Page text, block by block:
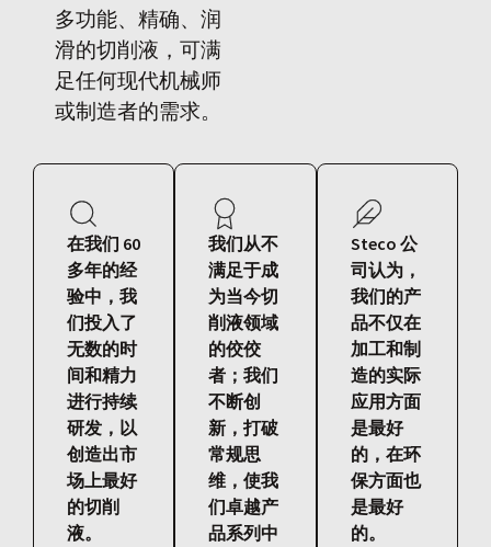
多功能、精确、润
滑的切削液，可满
足任何现代机械师
或制造者的需求。
在我们 60
多年的经
验中，我
们投入了
无数的时
间和精力
进行持续
研发，以
创造出市
场上最好
的切削
液。
我们从不
满足于成
为当今切
削液领域
的佼佼
者；我们
不断创
新，打破
常规思
维，使我
们卓越产
品系列中
Steco 公
司认为，
我们的产
品不仅在
加工和制
造的实际
应用方面
是最好
的，在环
保方面也
是最好
的。